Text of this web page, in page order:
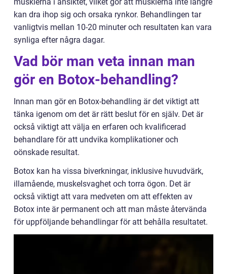
kan dra ihop sig och orsaka rynkor. Behandlingen tar
vanligtvis mellan 10-20 minuter och resultaten kan vara
synliga efter några dagar.
Vad bör man veta innan man
gör en Botox-behandling?
Innan man gör en Botox-behandling är det viktigt att
tänka igenom om det är rätt beslut för en själv. Det är
också viktigt att välja en erfaren och kvalificerad
behandlare för att undvika komplikationer och
oönskade resultat.
Botox kan ha vissa biverkningar, inklusive huvudvärk,
illamående, muskelsvaghet och torra ögon. Det är
också viktigt att vara medveten om att effekten av
Botox inte är permanent och att man måste återvända
för uppföljande behandlingar för att behålla resultatet.